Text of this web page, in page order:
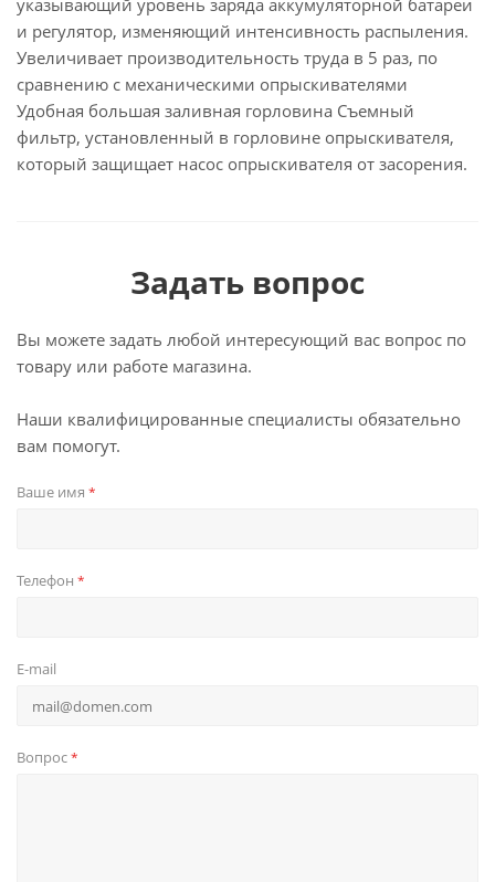
указывающий уровень заряда аккумуляторной батареи
и регулятор, изменяющий интенсивность распыления.
Увеличивает производительность труда в 5 раз, по
сравнению с механическими опрыскивателями
Удобная большая заливная горловина Съемный
фильтр, установленный в горловине опрыскивателя,
который защищает насос опрыскивателя от засорения.
Задать вопрос
Вы можете задать любой интересующий вас вопрос по
товару или работе магазина.
Наши квалифицированные специалисты обязательно
вам помогут.
Ваше имя *
Телефон *
E-mail
Вопрос*